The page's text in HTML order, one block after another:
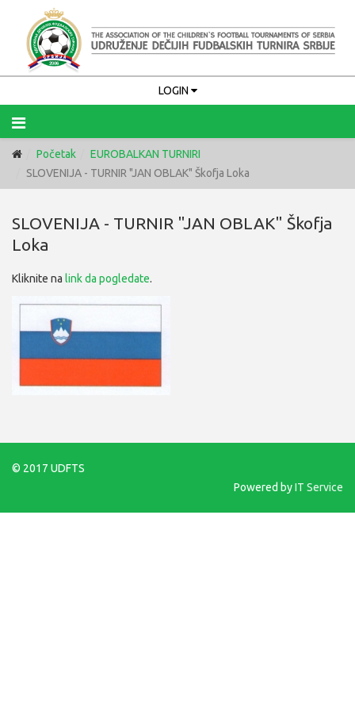
LOGIN
Upamti me
Početak
EUROBALKAN TURNIRI
SLOVENIJA - TURNIR "JAN OBLAK" Škofja Loka
SLOVENIJA - TURNIR "JAN OBLAK" Škofja
Loka
Kliknite na link da pogledate.
© 2017 UDFTS
Powered byIT Service